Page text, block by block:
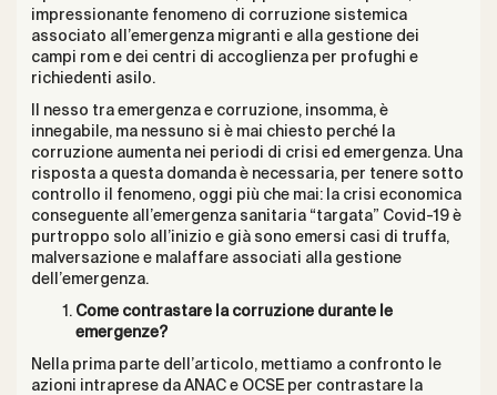
impressionante fenomeno di corruzione sistemica
associato all’emergenza migranti e alla gestione dei
campi rom e dei centri di accoglienza per profughi e
richiedenti asilo.
Il nesso tra emergenza e corruzione, insomma, è
innegabile, ma nessuno si è mai chiesto perché la
corruzione aumenta nei periodi di crisi ed emergenza. Una
risposta a questa domanda è necessaria, per tenere sotto
controllo il fenomeno, oggi più che mai: la crisi economica
conseguente all’emergenza sanitaria “targata” Covid-19 è
purtroppo solo all’inizio e già sono emersi casi di truffa,
malversazione e malaffare associati alla gestione
dell’emergenza.
Come contrastare la corruzione durante le
emergenze?
Nella prima parte dell’articolo, mettiamo a confronto le
azioni intraprese da ANAC e OCSE per contrastare la